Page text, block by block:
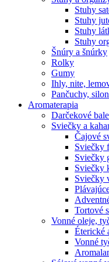
Stuhy
Stuhy
Stuhy
Stuhy
Šnúry a šnúrky
Rolky
Gumy
Ihly, nite,
Pančuchy,
Aromaterapia
Darčekové
Sviečky a
Čajové
Sviečky
Sviečky
Sviečky
Sviečky
Tortové
Vonné oleje,
Éterické
Vonné